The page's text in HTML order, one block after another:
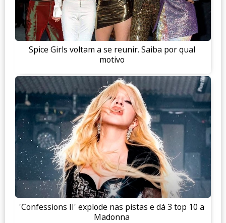
Spice Girls voltam a se reunir. Saiba por qual
motivo
'Confessions II' explode nas pistas e dá 3 top 10 a
Madonna